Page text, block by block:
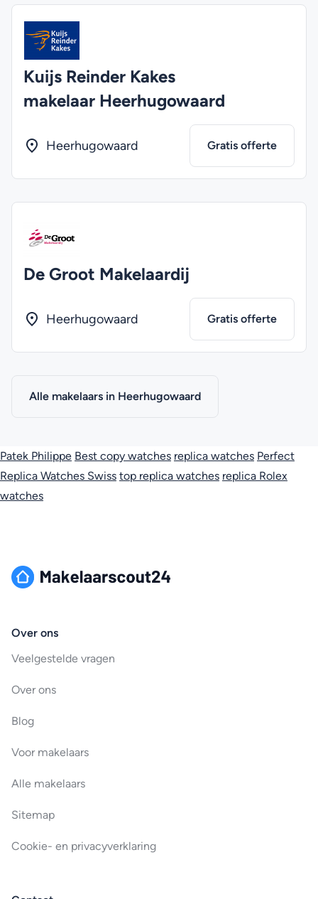
Kuijs Reinder Kakes
makelaar Heerhugowaard
Heerhugowaard Gratis offerte
De Groot Makelaardij
Heerhugowaard Gratis offerte
Alle makelaars in Heerhugowaard
Patek Philippe Best copy watches replica watches Perfect
Replica Watches Swiss top replica watches replica Rolex
watches
Over ons
Veelgestelde vragen
Over ons
Blog
Voor makelaars
Alle makelaars
Sitemap
Cookie- en privacyverklaring